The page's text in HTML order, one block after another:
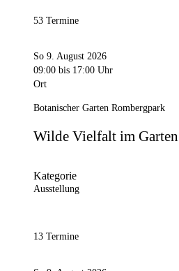
53 Termine
So 9. August 2026
09:00 bis 17:00 Uhr
Ort
Botanischer Garten Rombergpark
Wilde Vielfalt im Garten
Kategorie
Ausstellung
13 Termine